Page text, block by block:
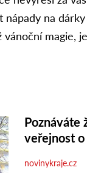
nápady na
vánoční magie,